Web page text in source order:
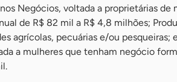
Negócios, voltada a proprietárias de
de R$ 82 mil a R$ 4,8 milhões;
agrícolas, pecuárias e/ou pesqueiras;
a mulheres que tenham negócio